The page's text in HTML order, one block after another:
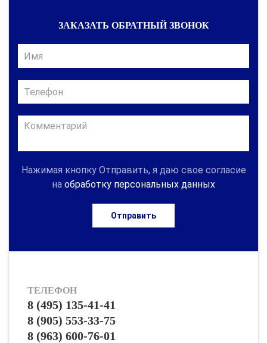
ЗАКАЗАТЬ ОБРАТНЫЙ ЗВОНОК
Нажимая кнопку Отправить, я даю свое согласие
на обработку персональных данных
Отправить
ТЕЛЕФОН
8 (495) 135-41-41
8 (905) 553-33-75
8 (963) 600-76-01